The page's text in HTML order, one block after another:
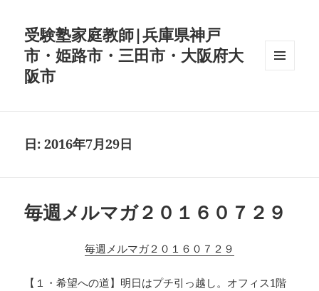
受験塾家庭教師|兵庫県神戸
市・姫路市・三田市・大阪府大
阪市
日:2016年7月29日
毎週メルマガ２０１６０７２９
毎週メルマガ２０１６０７２９
【１・希望への道】明日はプチ引っ越し。オフィス1階